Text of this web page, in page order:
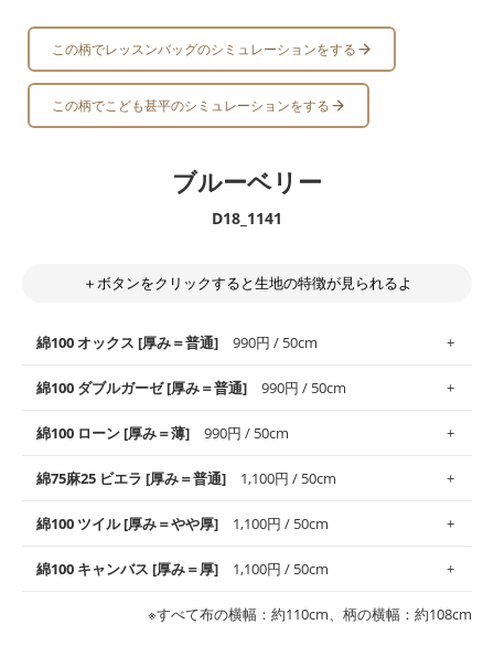
この柄でレッスンバッグのシミュレーションをする
この柄でこども甚平のシミュレーションをする
ブルーベリー
D18_1141
＋ボタンをクリックすると生地の特徴が見られるよ
綿100 オックス [厚み＝普通] 990円 / 50cm
使いやすさNo.1！しなやかさと適度な張りを併せ持ち、通気性の
高さがオックス生地の特徴です。当サイトのオックス生地は、
般にお使いいただけます。
※レッスンバッグ、上履き袋などの通園通学グッズにはツイル生
・布団カバーなどの寝具、カーテン
綿100 ダブルガーゼ [厚み＝普通] 990円 / 50cm
柔らかくふんわりとした肌触りが特徴です。ベビー用品やハンカ
チなど直接肌に触れるアイテムに最適です。高い吸湿性・通気性
す。
・スタイ、おくるみなどのベビーグッズ
・ブラウス、チュニック、ワンピースなどの洋服
・パジャマなどの寝具
綿100 ローン [厚み＝薄] 990円 / 50cm
上質で薄手の平織りの生地です。軽やかさとなめらかな手触りの
良さが魅力。透け感があるので、涼しげなトップスなどに最適で
・ブラウス、シャツ、チュニックなどのトップス
綿75麻25 ビエラ [厚み＝普通] 1,100円 / 50cm
コットン75％リネン25％の当店のビエラ生地は、オックス生地よ
りもふんわりとした柔らかい質感と適度な落ち感を感じられるの
綿100 ツイル [厚み＝やや厚] 1,100円 / 50cm
綾織りの生地です。しっかりとした張りと厚みがありながらも柔
らかいのが特徴です。生地の厚みは中厚手です。1枚でも透け感
綿100 キャンバス [厚み＝厚] 1,100円 / 50cm
※すべて布の横幅：約110cm、柄の横幅：約108cm